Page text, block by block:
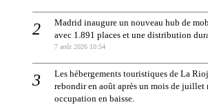
Madrid inaugure un nouveau hub de
avec 1.891 places et une distribution
7 août 2026 10:54
Les hébergements touristiques de La
rebondir en août après un mois de juillet
occupation en baisse.